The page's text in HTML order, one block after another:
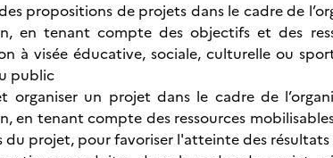
propositions de projets dans le cadre de
en tenant compte des objectifs et des
à visée éducative, sociale, culturelle ou
public
organiser un projet dans le cadre de
en tenant compte des ressources
du projet, pour favoriser l'atteinte des